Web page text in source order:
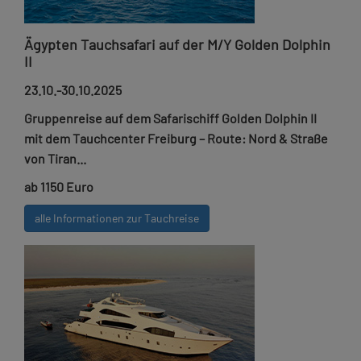
Ägypten Tauchsafari auf der M/Y Golden Dolphin
II
23.10.-30.10.2025
Gruppenreise auf dem Safarischiff Golden Dolphin II
mit dem Tauchcenter Freiburg – Route: Nord & Straße
von Tiran...
ab 1150 Euro
alle Informationen zur Tauchreise